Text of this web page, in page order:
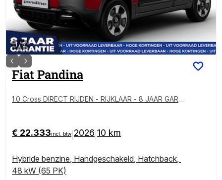
1/5
Fiat Pandina
1.0 Cross DIRECT RIJDEN - RIJKLAAR - 8 JAAR GARA
€ 22.333incl. btw 2026 10 km
Hybride benzine, Handgeschakeld, Hatchback,
48 kW (65 PK)